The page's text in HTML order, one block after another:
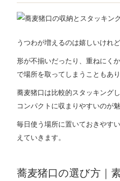
うつわが増えるのは嬉しいけれ
形が不揃いだったり、重ねにく
で場所を取ってしまうこともあり
蕎麦猪口は比較的スタッキング
コンパクトに収まりやすいのが魅
毎日使う場所に置いておきやす
えていきます。
蕎麦猪口の選び方｜